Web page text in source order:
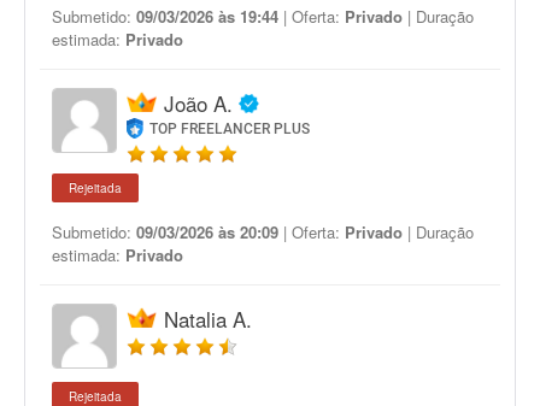
Submetido: 09/03/2026 às 19:44 | Oferta: Privado | Duração
estimada: Privado
João A.
TOP FREELANCER PLUS
Rejeitada
Submetido: 09/03/2026 às 20:09 | Oferta: Privado | Duração
estimada: Privado
Natalia A.
Rejeitada